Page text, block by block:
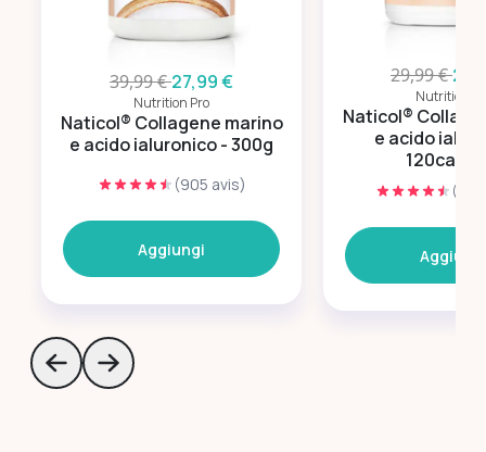
39,99 €27,99 €
Nutrition Pro
Naticol® Collagene marino
e acido ialuronico - 300g
(905 avis)
Aggiungi
29,99 €
Nutrition
Naticol®
e acido
Aggiungi
Skip to previous slide page
Skip to next slide page